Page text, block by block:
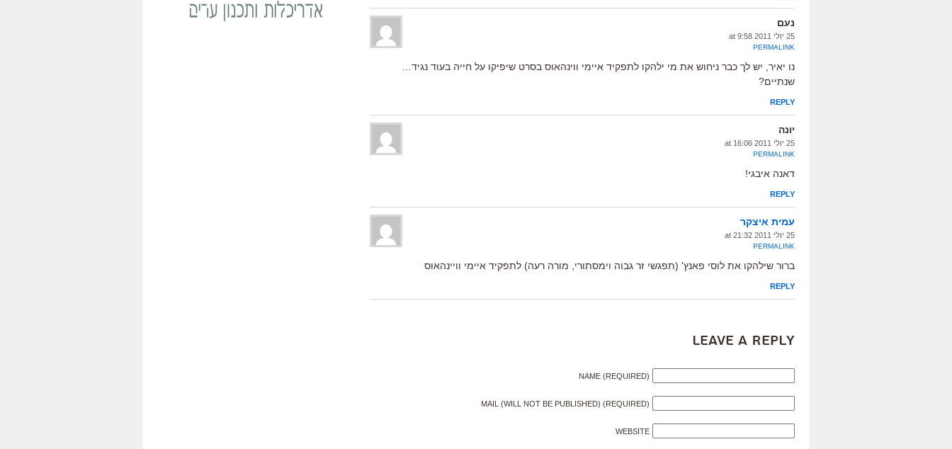
נעם
25 יולי 2011 at 9:58
PERMALINK
נו יאיר, יש לך כבר ניחוש את מי ילהקו לתפקיד איימי ווינהאוס בסרט שיפיקו על חייה בעוד נגיד…
שנתיים?
REPLY
יונה
25 יולי 2011 at 16:06
PERMALINK
דאנה איבגי!
REPLY
עמית איצקר
25 יולי 2011 at 21:32
PERMALINK
ברור שילהקו את לוסי פאנץ' (תפגשי זר גבוה וימסתורי, מורה רעה) לתפקיד איימי וויינהאוס
REPLY
Leave a Reply
NAME (REQUIRED)
MAIL (WILL NOT BE PUBLISHED) (REQUIRED)
WEBSITE